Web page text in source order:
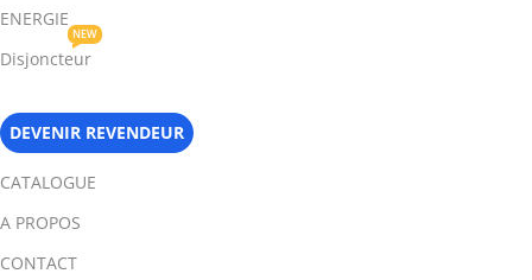
ENERGIE
Disjoncteur
NEW
DEVENIR REVENDEUR
CATALOGUE
A PROPOS
CONTACT